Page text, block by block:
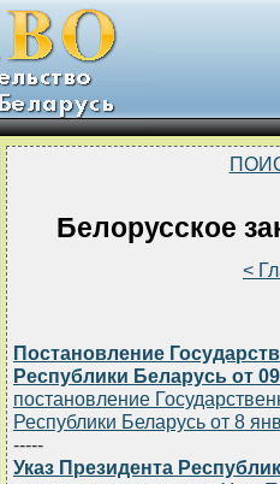
Белорусское
<
Постановление
Республики Беларусь от
постановление
Республики Беларусь от 8
-----
Указ Президента